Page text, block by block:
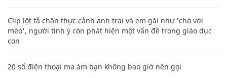
Clip lột tả chân thực cảnh anh trai và em gái như 'chó với
mèo', người tinh ý còn phát hiện một vấn đề trong giáo dục
con
20 số điện thoại ma ám bạn không bao giờ nên gọi